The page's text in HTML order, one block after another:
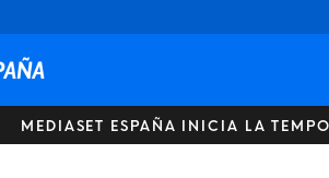
MEDIASET ESPAÑA INICIA LA